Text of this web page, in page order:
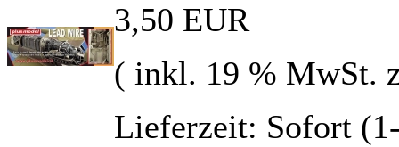
3,50 EUR
( inkl. 19 % MwSt.
Lieferzeit: Sofort